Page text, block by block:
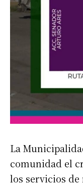
La
comunidad el
los servicios